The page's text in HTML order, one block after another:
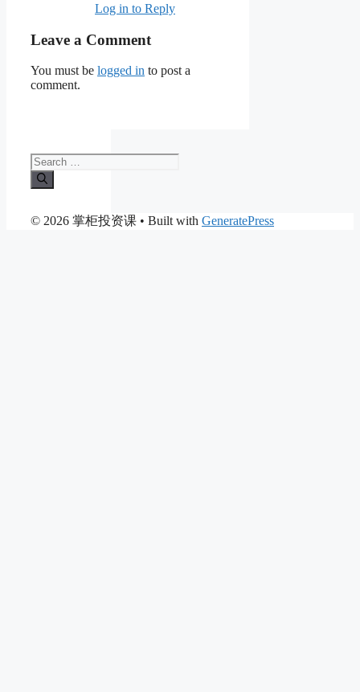
Log in to Reply
Leave a Comment
You must be logged in to post a
comment.
Search
for:
© 2026 掌柜投资课 • Built with GeneratePress